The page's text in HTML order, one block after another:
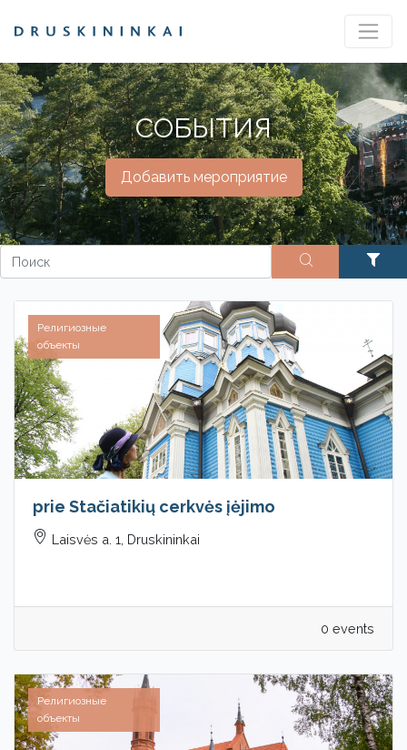
СОБЫТИЯ
Добавить мероприятие
Религиозные
объекты
prie Stačiatikių cerkvės įėjimo
Laisvės a. 1, Druskininkai
0 events
Религиозные
объекты